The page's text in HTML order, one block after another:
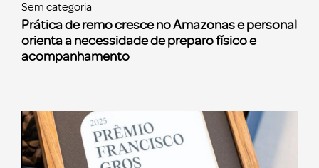
Sem categoria
Prática de remo cresce no Amazonas e personal
orienta a necessidade de preparo físico e
acompanhamento